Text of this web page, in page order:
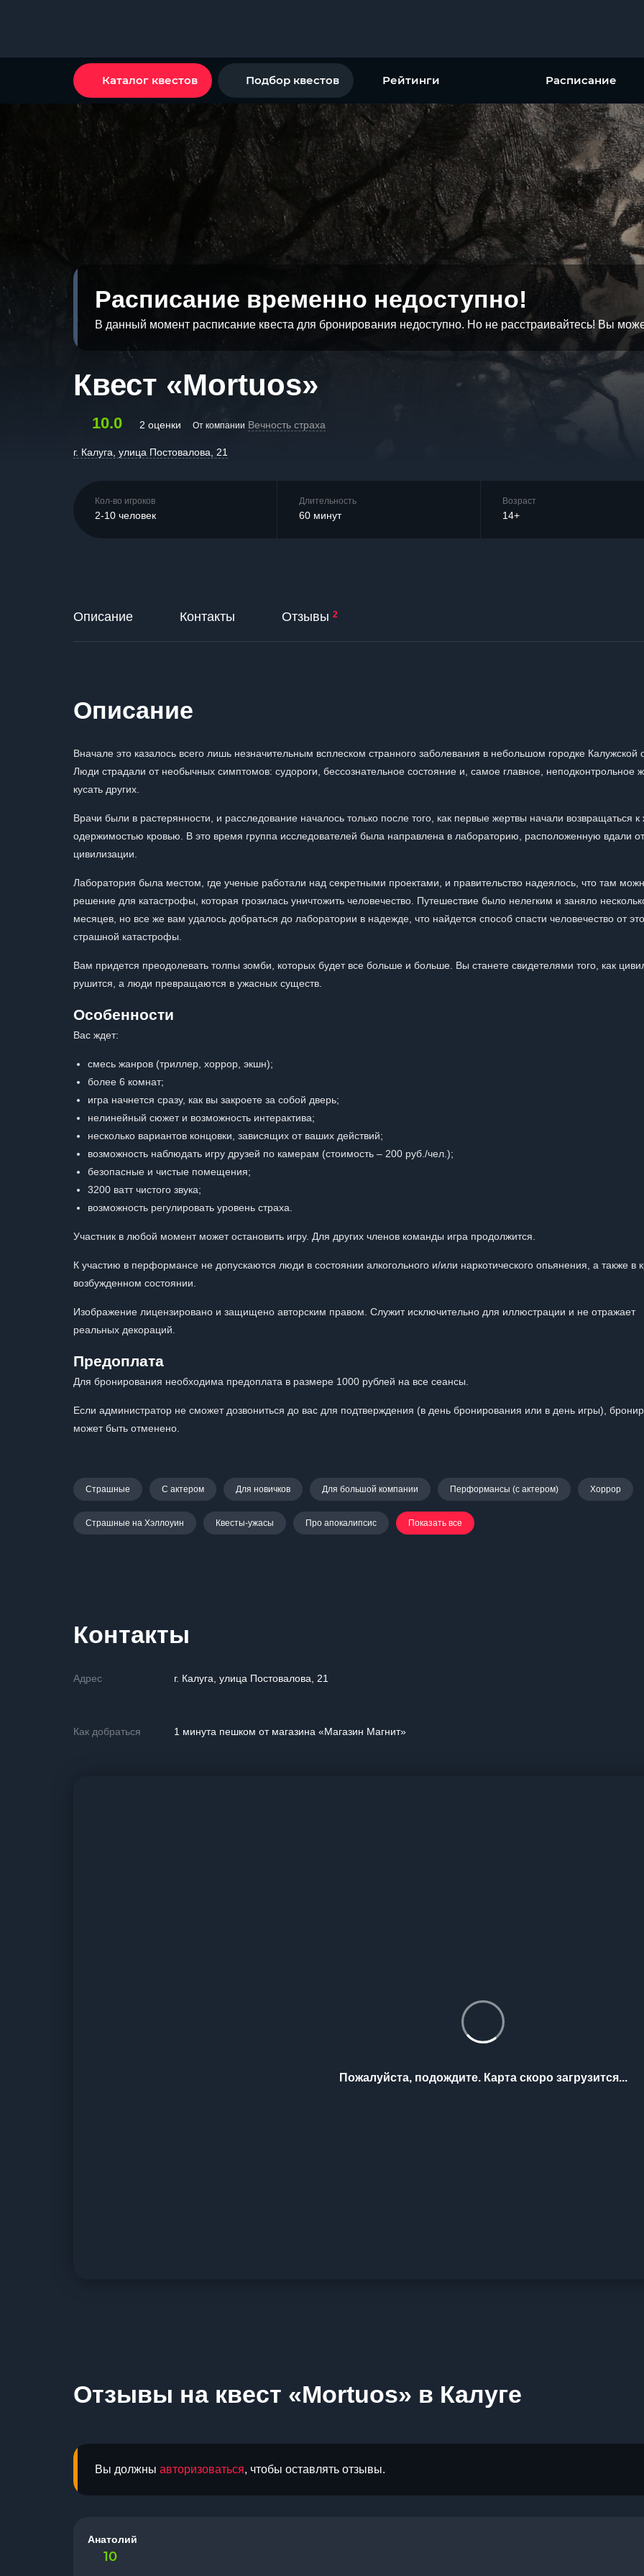
Каталог квестов Подбор квестов Рейтинги Расписание
Расписание временно недоступно!
В данный момент расписание квеста для бронирования недоступно. Но не расстраивайтесь! Вы
Квест «Mortuos»
10.0 2 оценки От компании Вечность страха
г. Калуга, улица Постовалова, 21
Кол-во игроков
2-10 человек
Длительность
60 минут
Возраст
14+
Описание Контакты Отзывы 2
Описание
Вначале это казалось всего лишь незначительным всплеском странного заболевания в небольшом городке Калужской
Люди страдали от необычных симптомов: судороги, бессознательное состояние и, самое главное, неподконтрольное
кусать других.
Врачи были в растерянности, и расследование началось только после того, как первые жертвы начали возвращаться к
одержимостью кровью. В это время группа исследователей была направлена в лабораторию, расположенную вдали от
цивилизации.
Лаборатория была местом, где ученые работали над секретными проектами, и правительство надеялось, что там
решение для катастрофы, которая грозилась уничтожить человечество. Путешествие было нелегким и заняло
месяцев, но все же вам удалось добраться до лаборатории в надежде, что найдется способ спасти человечество от
страшной катастрофы.
Вам придется преодолевать толпы зомби, которых будет все больше и больше. Вы станете свидетелями того, как
рушится, а люди превращаются в ужасных существ.
Особенности
Вас ждет:
смесь жанров (триллер, хоррор, экшн);
более 6 комнат;
игра начнется сразу, как вы закроете за собой дверь;
нелинейный сюжет и возможность интерактива;
несколько вариантов концовки, зависящих от ваших действий;
возможность наблюдать игру друзей по камерам (стоимость – 200 руб./чел.);
безопасные и чистые помещения;
3200 ватт чистого звука;
возможность регулировать уровень страха.
Участник в любой момент может остановить игру. Для других членов команды игра продолжится.
К участию в перформансе не допускаются люди в состоянии алкогольного и/или наркотического опьянения, а также в
возбужденном состоянии.
Изображение лицензировано и защищено авторским правом. Служит исключительно для иллюстрации и не отражает
реальных декораций.
Предоплата
Для бронирования необходима предоплата в размере 1000 рублей на все сеансы.
Если администратор не сможет дозвониться до вас для подтверждения (в день бронирования или в день игры),
может быть отменено.
Страшные С актером Для новичков Для большой компании Перформансы (с актером) Хоррор
Страшные на Хэллоуин Квесты-ужасы Про апокалипсис Показать все
Контакты
Адрес г. Калуга, улица Постовалова, 21
Как добраться 1 минута пешком от магазина «Магазин Магнит»
Пожалуйста, подождите. Карта скоро загрузится...
Отзывы на квест «Mortuos» в Калуге
Вы должны авторизоваться, чтобы оставлять отзывы.
Анатолий
10